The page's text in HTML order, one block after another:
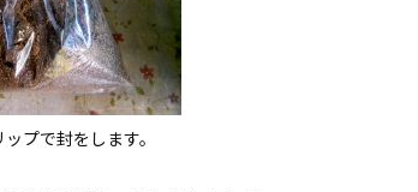
プで封をします。